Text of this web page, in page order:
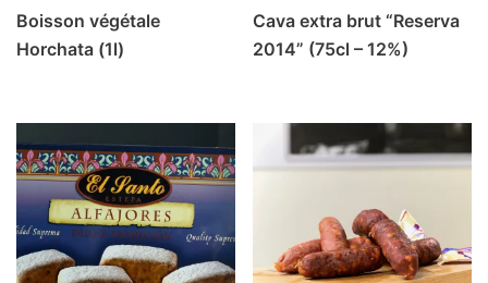
Boisson végétale
Horchata (1l)
Cava extra brut “Reserva
2014” (75cl – 12%)